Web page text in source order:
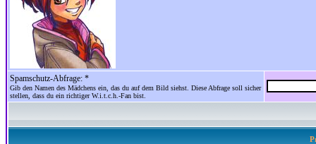
Spamschutz-Abfrage: *
Gib den Namen des Mädchens ein, das du auf dem Bild siehst. Diese Abfrage soll sicher
stellen, dass du ein richtiger W.i.t.c.h.-Fan bist.